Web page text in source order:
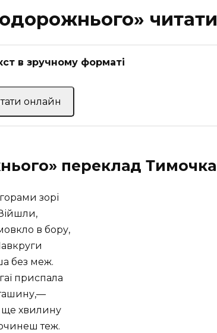
читати
в зручному форматі
онлайн
переклад Тимочка
зорі
в бору,
без меж.
приспала
хвилину
теж.